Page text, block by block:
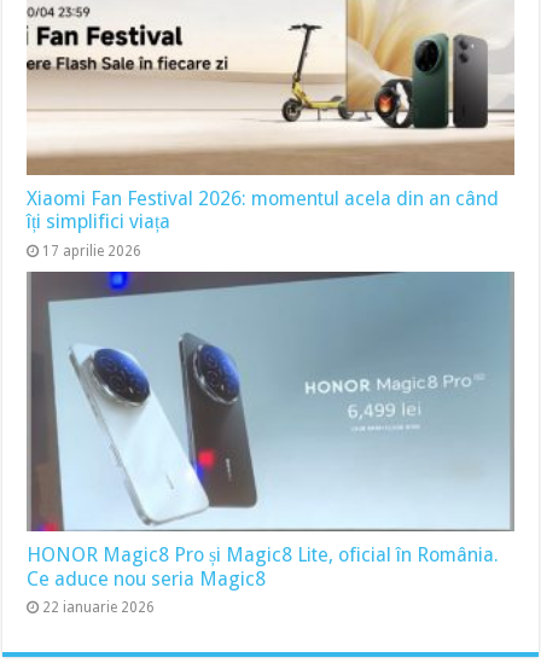
Xiaomi Fan Festival 2026: momentul acela din an când
îți simplifici viața
17 aprilie 2026
HONOR Magic8 Pro și Magic8 Lite, oficial în România.
Ce aduce nou seria Magic8
22 ianuarie 2026